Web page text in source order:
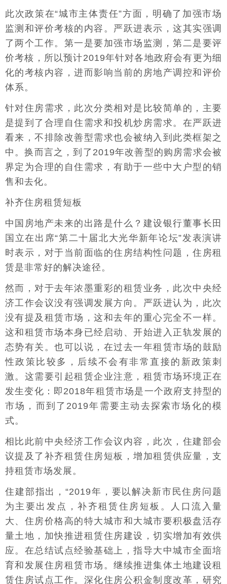
此次政策在“城市主体责任”方面，明确了加强市场
监测和评价考核的内容。严跃进表示，这其实强调
了两个工作。第一是要加强市场监测，第二是要评
价考核，所以预计2019年针对各地政府会有更为细
化的考核内容，进而影响当前的房地产调控和评价
体系。
针对住房需求，此次分类相对是比较简单的，主要
是提到了合理自住需求和投机炒房需求。在严跃进
看来，不排除改善型需求也会被纳入到此类框架之
中。换而言之，到了2019年改善型的购房需求会被
界定为合理的自住需求，有助于一些中大户型的销
售和去化。
补齐住房租赁短板
中国房地产未来的出路是什么？建设银行董事长田
国立在出席“第二十届北大光华新年论坛”发表演讲
时表示，对于当前面临的住房结构性问题，住房租
赁是非常好的解决途径。
然而，对于去年浓墨重彩的租赁业务，此次中央经
济工作会议没有强调发展方向。严跃进认为，此次
没有提及租赁市场，这和去年的重心完全不一样。
这和租赁市场本身已经启动、开始进入正轨发展的
态势有关。也可以说，在过去一年租赁市场的鼓励
性政策比较多，后续不会有非常直接的新政策刺
激。这需要引起租赁企业注意，租赁市场环境正在
发生变化：即2018年租赁市场是一个政府支持型的
市场，而到了2019年需要主动去探索市场化的模
式。
相比此前中央经济工作会议内容，此次，住建部会
议提及了补齐租赁住房短板，增加租赁供应量，支
持租赁市场发展。
住建部指出，“2019年，要以解决新市民住房问题
为主要出发点，补齐租赁住房短板。人口流入量
大、住房价格高的特大城市和大城市要积极盘活存
量土地，加快推进租赁住房建设，切实增加有效供
应。在总结试点经验基础上，指导大中城市全面培
育和发展住房租赁市场。继续推进集体土地建设租
赁住房试点工作。深化住房公积金制度改革，研究